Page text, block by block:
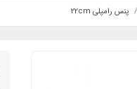
پنس رامپلی 22cm